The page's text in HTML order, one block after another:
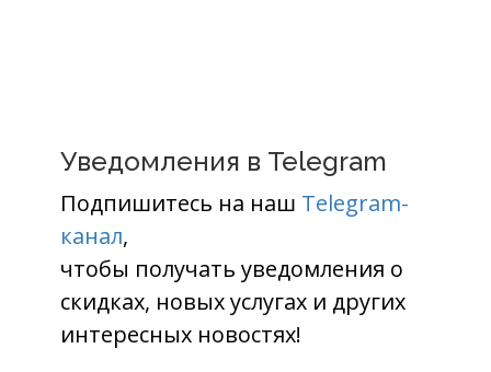
Уведомления в Telegram
Подпишитесь на наш Telegram-
канал,
чтобы получать уведомления о
скидках, новых услугах и других
интересных новостях!